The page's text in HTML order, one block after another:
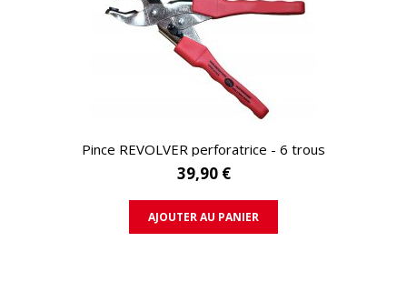
APERÇU RAPIDE
Pince REVOLVER perforatrice - 6 trous
39,90 €
AJOUTER AU PANIER